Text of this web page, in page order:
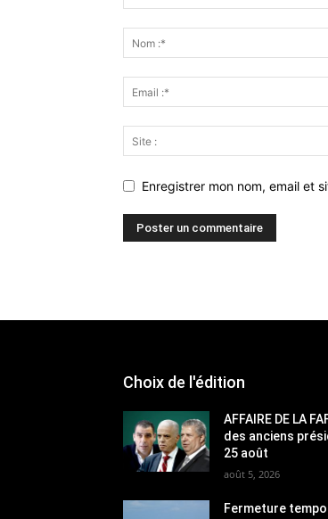
Enregistrer mon nom, email et
Choix de l'édition
AFFAIRE DE LA
des anciens
25 août
août 5, 2026
Fermeture